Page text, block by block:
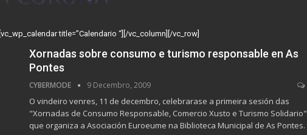
[vc_wp_calendar title=”Calendario “][/vc_column][/vc_row]
Xornadas sobre consumo e turismo responsable en As
Pontes
CYBERMODE 9 Decembro, 2009
O vindeiro venres, 11 de decembro, celebrarase a primeira sesión das
"Xornadas de Consumo Responsable, Comercio Xusto e Turismo Solidario"
que organiza a Asociación Euroeume na Biblioteca Municipal de As Pontes.